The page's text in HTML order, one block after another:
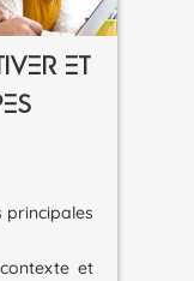
ET
principales
et